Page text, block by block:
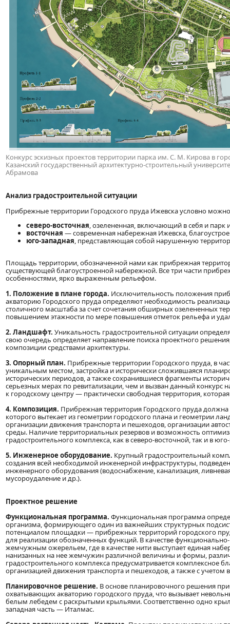
Конкурс эскизных проектов территории парка им. С. М. Кирова в
Казанский государственный архитектурно-строительный
Абрамова
Анализ градостроительной ситуации
Прибрежные территории Городского пруда Ижевска условно можно
северо-восточная, озелененная, включающий в себя и парк
восточная — современная набережная Ижевска,
юго-западная, представляющая собой нарушенную
Площадь территории, обозначенной нами как прибрежная
существующей благоустроенной набережной. Все три части
особенностями, ярко выраженным рельефом.
1. Положение в плане города. Исключительность положения
акваторию Городского пруда определяют необходимость
столичного масштаба за счет сочетания обширных озелененных
повышением этажности по мере повышения отметок рельефа и
2. Ландшафт. Уникальность градостроительной ситуации
свою очередь определяет направление поиска проектного
композиции средствами архитектуры.
3. Опорный план. Прибрежные территории Городского пруда, в
уникальным местом, застройка и исторически сложившаяся
исторических периодов, а также сохранившиеся фрагменты
серьезных мерах по ревитализации, чем и вызван данный конкурс
к городскому центру — практически свободная территория,
4. Композиция. Прибрежная территория Городского пруда
которого вытекает из геометрии городского плана и геометрии
организации движения транспорта и пешеходов, организации
среды. Наличие территориальных резервов и возможность
градостроительного комплекса, как в северо-восточной, так и в
5. Инженерное оборудование. Крупный градостроительный
создания всей необходимой инженерной инфраструктуры,
инженерного оборудования (водоснабжение, канализация,
мусороудаление и др.).
Проектное решение
Функциональная программа. Функциональная программа
организма, формирующего один из важнейших структурных
потенциалом площадки — прибрежных территорий городского
для реализации обозначенных функций. В качестве
жемчужным ожерельем, где в качестве нити выступает единая
нанизанных на нее жемчужин различной величины и формы,
градостроительного комплекса предусматривается комплексное
организацией движения транспорта и пешеходов, а также с
Планировочное решение. В основе планировочного решения
охватывающих акваторию городского пруда, что вызывает
белым лебедем с раскрытыми крыльями. Соответственно одно
западная часть — Италмас.